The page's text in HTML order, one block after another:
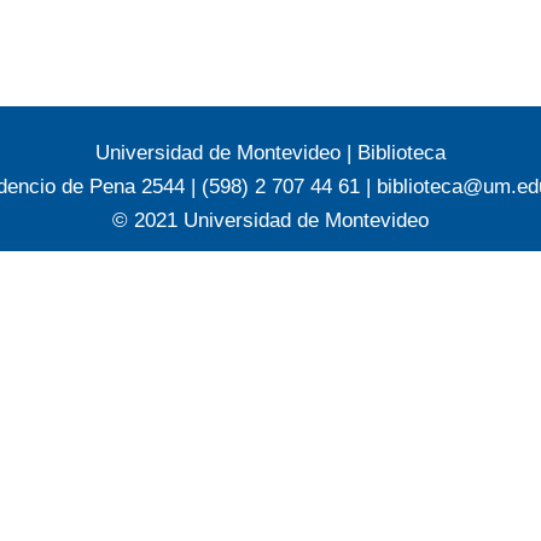
Universidad de Montevideo | Biblioteca
de Pena 2544 | (598) 2 707 44 61 |
© 2021 Universidad de Montevideo